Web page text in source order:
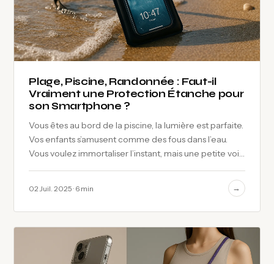
Plage, Piscine, Randonnée : Faut-il
Vraiment une Protection Étanche pour
son Smartphone ?
Vous êtes au bord de la piscine, la lumière est parfaite.
Vos enfants s’amusent comme des fous dans l’eau.
Vous voulez immortaliser l’instant, mais une petite voix
02 Juil. 2025 · 6 min →